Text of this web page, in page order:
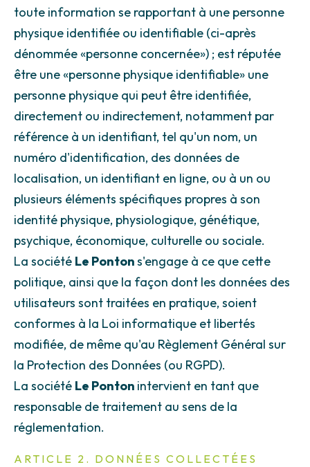
toute information se rapportant à une personne
physique identifiée ou identifiable (ci-après
dénommée «personne concernée») ; est réputée
être une «personne physique identifiable» une
personne physique qui peut être identifiée,
directement ou indirectement, notamment par
référence à un identifiant, tel qu'un nom, un
numéro d'identification, des données de
localisation, un identifiant en ligne, ou à un ou
plusieurs éléments spécifiques propres à son
identité physique, physiologique, génétique,
psychique, économique, culturelle ou sociale.
La société Le Pontons'engage à ce que cette
politique, ainsi que la façon dont les données des
utilisateurs sont traitées en pratique, soient
conformes à la Loi informatique et libertés
modifiée, de même qu'au Règlement Général sur
la Protection des Données (ou RGPD).
La société Le Ponton intervient en tant que
responsable de traitement au sens de la
réglementation.
ARTICLE 2. DONNÉES COLLECTÉES